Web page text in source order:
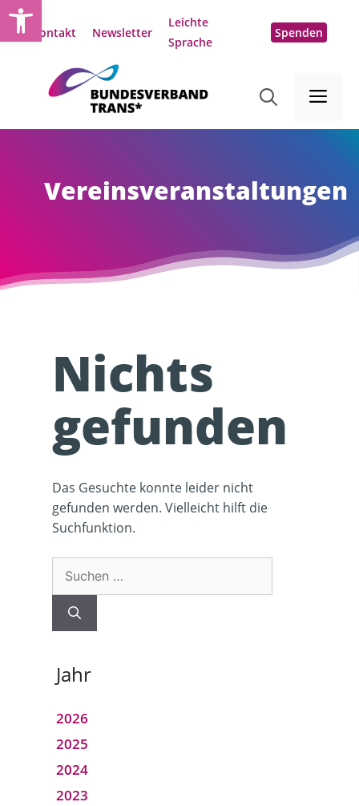
Zum
Inhalt
Kontakt Newsletter
Leichte
Sprache
Spenden
Vereinsveranstaltungen
Nichts
gefunden
Das Gesuchte konnte leider nicht
gefunden werden. Vielleicht hilft die
Suchfunktion.
nach:
Jahr
2026
2025
2024
2023